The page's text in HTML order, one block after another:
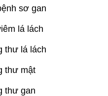
sơ gan
lá lách
thư lá lách
thư mật
thư gan